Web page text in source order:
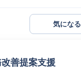
気になる
善提案支援